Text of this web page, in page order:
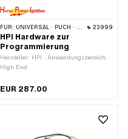
FÜR: UNIVERSAL · PUCH · SACHS · PONY / CILO (BETA 521 & 512) · PIAGGIO · ZÜNDAPP BELMONDO 23999
HPI Hardware zur
Programmierung
Hersteller: HPI · Anwendungsbereich:
High End
EUR 287.00